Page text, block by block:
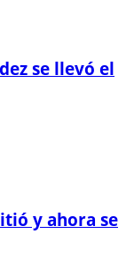
se llevó el
y ahora se